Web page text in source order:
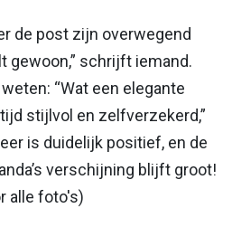
de post zijn overwegend
gewoon,” schrijft iemand.
“Wat een elegante
stijlvol en zelfverzekerd,”
is duidelijk positief, en de
verschijning blijft groot!
alle foto's)